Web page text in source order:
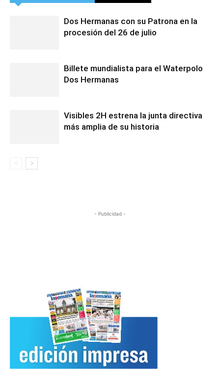
Dos Hermanas con su Patrona en la
procesión del 26 de julio
Billete mundialista para el Waterpolo
Dos Hermanas
Visibles 2H estrena la junta directiva
más amplia de su historia
- Publicidad -